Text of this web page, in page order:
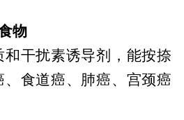
物
干扰素诱导剂，能按捺
、食道癌、肺癌、宫颈癌